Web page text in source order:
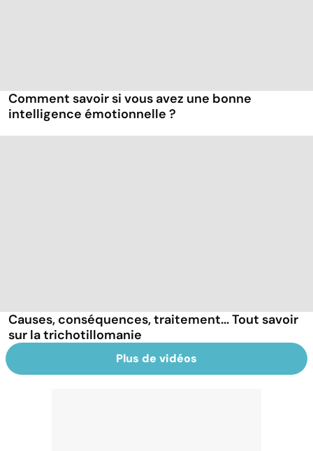
Comment savoir si vous avez une bonne
intelligence émotionnelle ?
Causes, conséquences, traitement... Tout savoir
sur la trichotillomanie
Plus de vidéos